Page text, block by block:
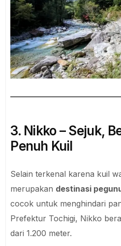
3. Nikko – Sejuk,
Penuh Kuil
Selain terkenal karena kuil
merupakan destinasi
cocok untuk menghindari
Prefektur Tochigi, Nikko
dari 1.200 meter.